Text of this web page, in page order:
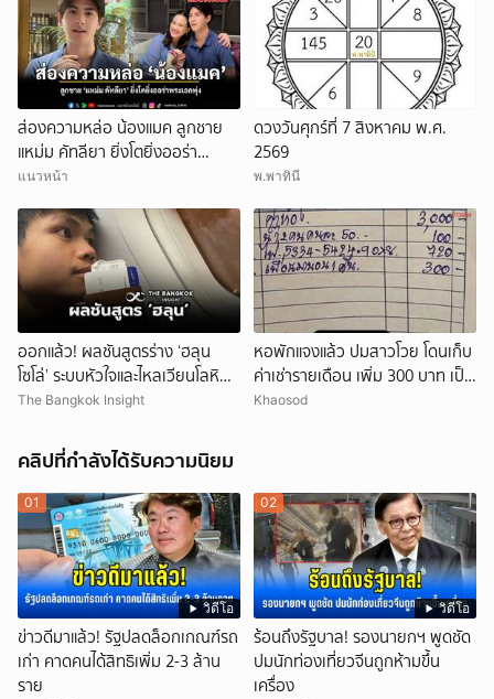
ส่องความหล่อ น้องแมค ลูกชาย
แหม่ม คัทลียา ยิ่งโตยิ่งออร่า
พระเอกพุ่ง
แนวหน้า
ดวงวันศุกร์ที่ 7 สิงหาคม พ.ศ.
2569
พ.พาทินี
ออกแล้ว! ผลชันสูตรร่าง ‘ฮลุน
โซโล่’ ระบบหัวใจและไหลเวียนโลหิต
ล้มเหลว
The Bangkok Insight
หอพักแจงแล้ว ปมสาวโวย โดนเก็บ
ค่าเช่ารายเดือน เพิ่ม 300 บาท เป็น
ค่าพาเพื่อนมานอน 1 คืน
Khaosod
คลิปที่กำลังได้รับความนิยม
วิดีโอ
01
ข่าวดีมาแล้ว! รัฐปลดล็อกเกณฑ์รถ
เก่า คาดคนได้สิทธิเพิ่ม 2-3 ล้าน
ราย
วิดีโอ
02
ร้อนถึงรัฐบาล! รองนายกฯ พูดชัด
ปมนักท่องเที่ยวจีนถูกห้ามขึ้น
เครื่อง